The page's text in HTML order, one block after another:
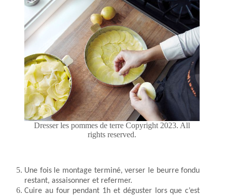
Dresser les pommes de terre Copyright 2023. All
rights reserved.
Une fois le montage terminé, verser le beurre fondu
restant, assaisonner et refermer.
Cuire au four pendant 1h et déguster lors que c’est